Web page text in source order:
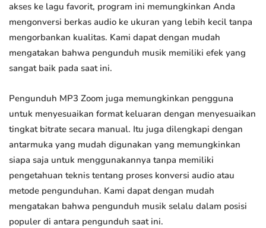
akses ke lagu favorit, program ini memungkinkan Anda
mengonversi berkas audio ke ukuran yang lebih kecil tanpa
mengorbankan kualitas. Kami dapat dengan mudah
mengatakan bahwa pengunduh musik memiliki efek yang
sangat baik pada saat ini.
Pengunduh MP3 Zoom juga memungkinkan pengguna
untuk menyesuaikan format keluaran dengan menyesuaikan
tingkat bitrate secara manual. Itu juga dilengkapi dengan
antarmuka yang mudah digunakan yang memungkinkan
siapa saja untuk menggunakannya tanpa memiliki
pengetahuan teknis tentang proses konversi audio atau
metode pengunduhan. Kami dapat dengan mudah
mengatakan bahwa pengunduh musik selalu dalam posisi
populer di antara pengunduh saat ini.